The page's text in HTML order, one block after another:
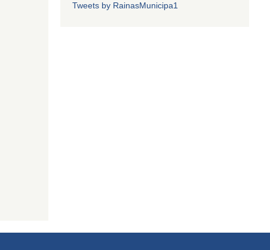
Tweets by RainasMunicipa1